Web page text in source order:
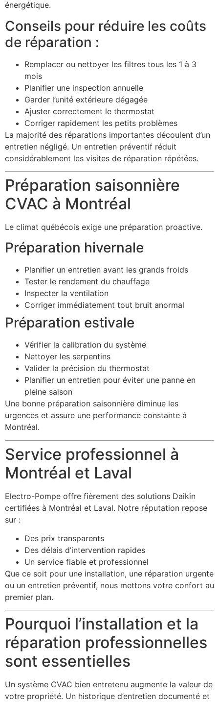
énergétique.
Conseils pour réduire les coûts
de réparation :
Remplacer ou nettoyer les filtres tous les 1 à 3
mois
Planifier une inspection annuelle
Garder l’unité extérieure dégagée
Ajuster correctement le thermostat
Corriger rapidement les petits problèmes
La majorité des réparations importantes découlent d’un
entretien négligé. Un entretien préventif réduit
considérablement les visites de réparation répétées.
Préparation saisonnière
CVAC à Montréal
Le climat québécois exige une préparation proactive.
Préparation hivernale
Planifier un entretien avant les grands froids
Tester le rendement du chauffage
Inspecter la ventilation
Corriger immédiatement tout bruit anormal
Préparation estivale
Vérifier la calibration du système
Nettoyer les serpentins
Valider la précision du thermostat
Planifier un entretien pour éviter une panne en
pleine saison
Une bonne préparation saisonnière diminue les
urgences et assure une performance constante à
Montréal.
Service professionnel à
Montréal et Laval
Electro-Pompe offre fièrement des solutions Daikin
certifiées à Montréal et Laval. Notre réputation repose
sur :
Des prix transparents
Des délais d’intervention rapides
Un service fiable et professionnel
Que ce soit pour une installation, une réparation urgente
ou un entretien préventif, nous mettons votre confort au
premier plan.
Pourquoi l’installation et la
réparation professionnelles
sont essentielles
Un système CVAC bien entretenu augmente la valeur de
votre propriété. Un historique d’entretien documenté et